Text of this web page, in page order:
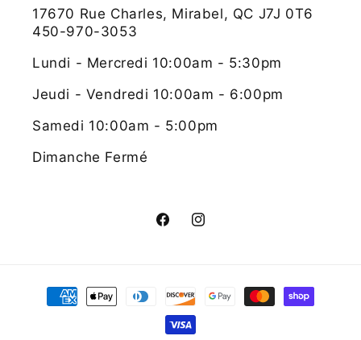
17670 Rue Charles, Mirabel, QC J7J 0T6
450-970-3053
Lundi - Mercredi 10:00am - 5:30pm
Jeudi - Vendredi 10:00am - 6:00pm
Samedi 10:00am - 5:00pm
Dimanche Fermé
FacebookInstagram
Moyens